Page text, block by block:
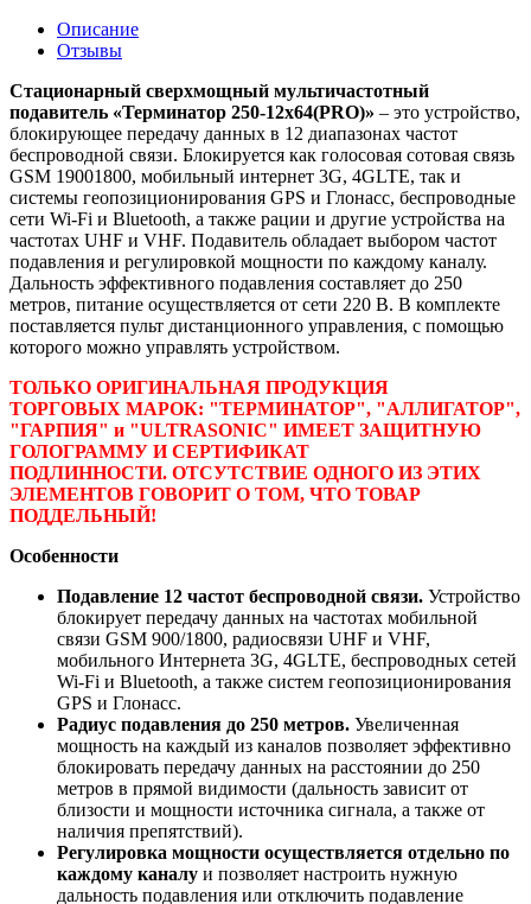
Описание
Отзывы
Стационарный сверхмощный мультичастотный
подавитель «Терминатор 250-12х64(PRO)» – это устройство,
блокирующее передачу данных в 12 диапазонах частот
беспроводной связи. Блокируется как голосовая сотовая связь
GSM 19001800, мобильный интернет 3G, 4GLTE, так и
системы геопозиционирования GPS и Глонасс, беспроводные
сети Wi-Fi и Bluetooth, а также рации и другие устройства на
частотах UHF и VHF. Подавитель обладает выбором частот
подавления и регулировкой мощности по каждому каналу.
Дальность эффективного подавления составляет до 250
метров, питание осуществляется от сети 220 В. В комплекте
поставляется пульт дистанционного управления, с помощью
которого можно управлять устройством.
ТОЛЬКО ОРИГИНАЛЬНАЯ ПРОДУКЦИЯ
ТОРГОВЫХ МАРОК: "ТЕРМИНАТОР", "АЛЛИГАТОР",
"ГАРПИЯ" и "ULTRASONIC" ИМЕЕТ ЗАЩИТНУЮ
ГОЛОГРАММУ И СЕРТИФИКАТ
ПОДЛИННОСТИ. ОТСУТСТВИЕ ОДНОГО ИЗ ЭТИХ
ЭЛЕМЕНТОВ ГОВОРИТ О ТОМ, ЧТО ТОВАР
ПОДДЕЛЬНЫЙ!
Особенности
Подавление 12 частот беспроводной связи. Устройство
блокирует передачу данных на частотах мобильной
связи GSM 900/1800, радиосвязи UHF и VHF,
мобильного Интернета 3G, 4GLTE, беспроводных сетей
Wi-Fi и Bluetooth, а также систем геопозиционирования
GPS и Глонасс.
Радиус подавления до 250 метров. Увеличенная
мощность на каждый из каналов позволяет эффективно
блокировать передачу данных на расстоянии до 250
метров в прямой видимости (дальность зависит от
близости и мощности источника сигнала, а также от
наличия препятствий).
Регулировка мощности осуществляется отдельно по
каждому каналу и позволяет настроить нужную
дальность подавления или отключить подавление